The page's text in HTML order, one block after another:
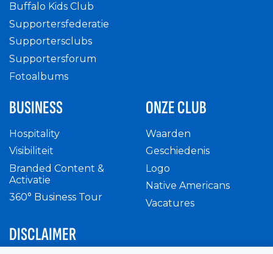
Buffalo Kids Club
Supportersfederatie
Supportersclubs
Supportersforum
Fotoalbums
BUSINESS
Hospitality
Visibiliteit
Branded Content &
Activatie
360° Business Tour
ONZE CLUB
Waarden
Geschiedenis
Logo
Native Americans
Vacatures
DISCLAIMER